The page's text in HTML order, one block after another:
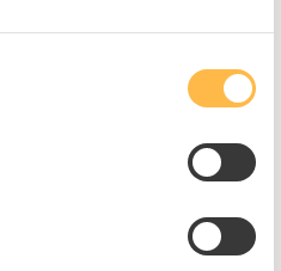
8585022782056
do košíku